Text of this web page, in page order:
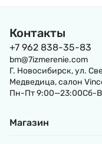
Контакты
+7 962 838-35-83
bm@7izmerenie.com
Г. Новосибирск, ул.
Медведица, салон
Пн-Пт 9:00—23:00Сб-
Магазин